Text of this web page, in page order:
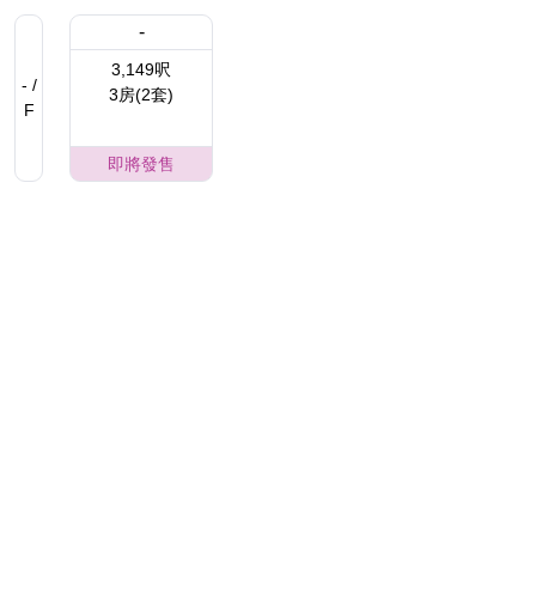
- /
F
-
3,149呎
3房(2套)
即將發售